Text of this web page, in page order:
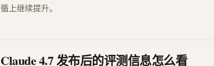
循上继续提升。
Claude 4.7 发布后的评测信息怎么看